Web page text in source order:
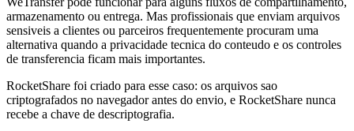
armazenamento ou entrega. Mas profissionais que enviam arquivos
sensiveis a clientes ou parceiros frequentemente procuram uma
alternativa quando a privacidade tecnica do conteudo e os controles
de transferencia ficam mais importantes.
RocketShare foi criado para esse caso: os arquivos sao
criptografados no navegador antes do envio, e RocketShare nunca
recebe a chave de descriptografia.